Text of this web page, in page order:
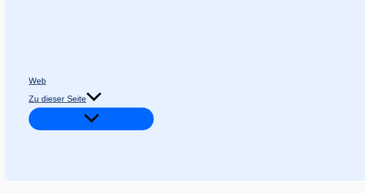
Web
Zu dieser Seite